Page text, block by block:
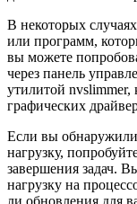
В некоторых
или программ,
вы можете
через панель
утилитой nvslimmer,
графических
Если вы
нагрузку,
завершения задач.
нагрузку на
ли обновления для